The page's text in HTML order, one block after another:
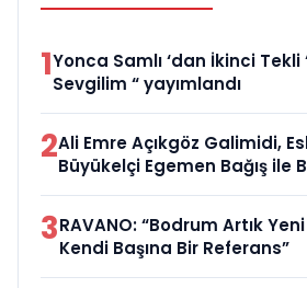
1Yonca Samlı ‘dan İkinci Tekli
Sevgilim “ yayımlandı
2Ali Emre Açıkgöz Galimidi,
Büyükelçi Egemen Bağış ile
3RAVANO: “Bodrum Artık
Kendi Başına Bir Referans”